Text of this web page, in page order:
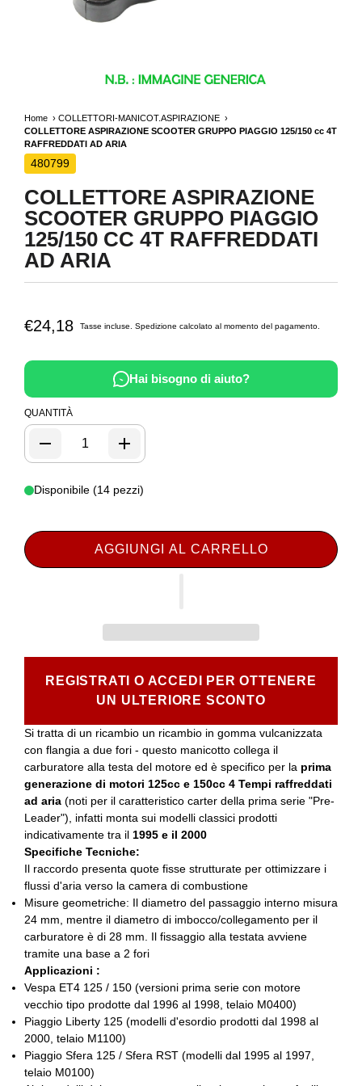
Home
COLLETTORI-MANICOT.ASPIRAZIONE
COLLETTORE ASPIRAZIONE SCOOTER GRUPPO PIAGGIO 125/150 cc 4T
RAFFREDDATI AD ARIA
480799
COLLETTORE ASPIRAZIONE
SCOOTER GRUPPO PIAGGIO
125/150 CC 4T RAFFREDDATI
AD ARIA
€24,18 Tasse incluse. Spedizione calcolato al momento del pagamento.
Hai bisogno di aiuto?
QUANTITÀ
Disponibile (14 pezzi)
AGGIUNGI AL CARRELLO
REGISTRATI O ACCEDI PER OTTENERE
UN ULTERIORE SCONTO
Si tratta di un ricambio un ricambio in gomma vulcanizzata
con flangia a due fori - questo manicotto collega il
carburatore alla testa del motore ed è specifico per la prima
generazione di motori 125cc e 150cc 4 Tempi raffreddati
ad aria (noti per il caratteristico carter della prima serie "Pre-
Leader"), infatti monta sui modelli classici prodotti
indicativamente tra il 1995 e il 2000
Specifiche Tecniche:
Il raccordo presenta quote fisse strutturate per ottimizzare i
flussi d'aria verso la camera di combustione
Misure geometriche: Il diametro del passaggio interno misura
24 mm, mentre il diametro di imbocco/collegamento per il
carburatore è di 28 mm. Il fissaggio alla testata avviene
tramite una base a 2 fori
Applicazioni :
Vespa ET4 125 / 150 (versioni prima serie con motore
vecchio tipo prodotte dal 1996 al 1998, telaio M0400)
Piaggio Liberty 125 (modelli d'esordio prodotti dal 1998 al
2000, telaio M1100)
Piaggio Sfera 125 / Sfera RST (modelli dal 1995 al 1997,
telaio M0100)